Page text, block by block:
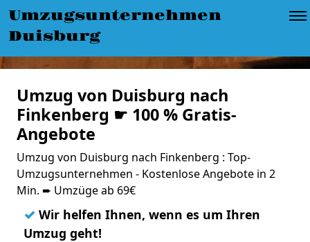
Umzugsunternehmen
Duisburg
Umzug von Duisburg nach
Finkenberg ☛ 100 % Gratis-
Angebote
Umzug von Duisburg nach Finkenberg : Top-
Umzugsunternehmen - Kostenlose Angebote in 2
Min. ➨ Umzüge ab 69€
✓ Wir helfen Ihnen, wenn es um Ihren
Umzug geht!